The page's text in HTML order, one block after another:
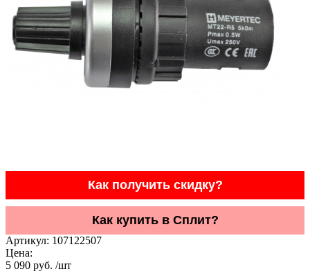
Как получить скидку?
Как купить в Сплит?
Артикул: 107122507
Цена:
5 090 руб. /шт